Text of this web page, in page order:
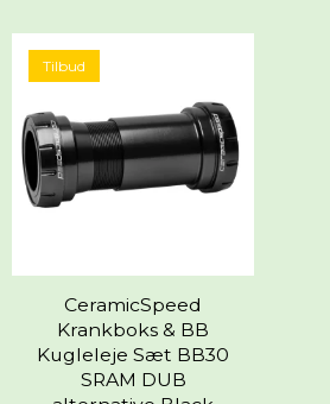
Tilbud
CeramicSpeed
Krankboks & BB
Kugleleje Sæt BB30
SRAM DUB